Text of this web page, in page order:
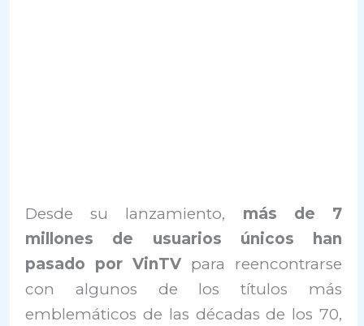
Desde su lanzamiento, más de 7
millones de usuarios únicos han
pasado por VinTV para reencontrarse
con algunos de los títulos más
emblemáticos de las décadas de los 70,